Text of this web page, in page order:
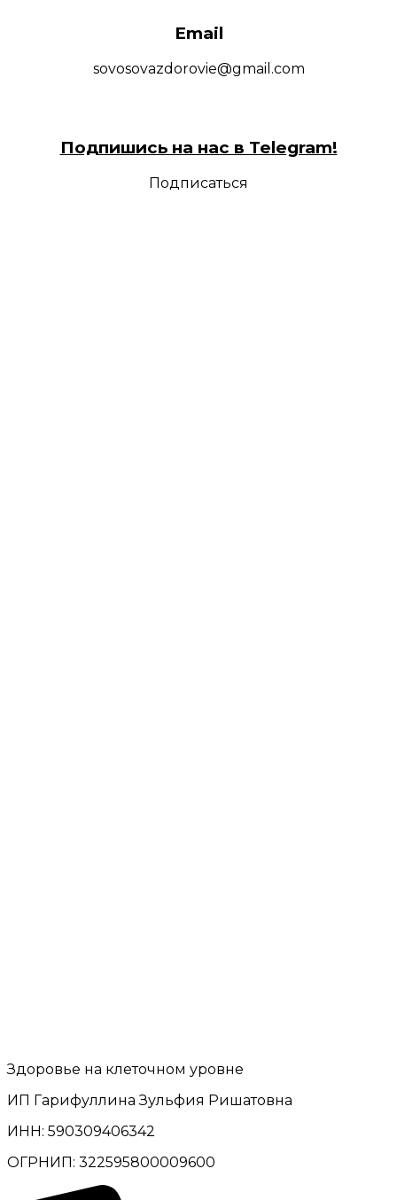
Email
sovosovazdorovie@gmail.com
Подпишись на нас в Telegram!
Подписаться
Здоровье на клеточном уровне
ИП Гарифуллина Зульфия Ришатовна
ИНН: 590309406342
ОГРНИП: 322595800009600